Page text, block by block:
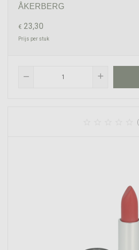
ÅKERBERG
€ 23,30
Prijs per stuk
remove add